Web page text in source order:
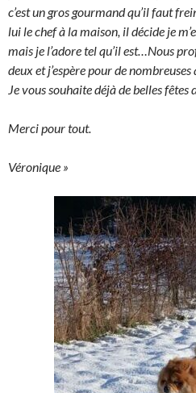
c’est un gros gourmand qu’il faut
lui le chef à la maison, il décide je
mais je l’adore tel qu’il est…Nous
deux et j’espère pour de nombreuses
Je vous souhaite déjà de belles fêtes
Merci pour tout.
Véronique »